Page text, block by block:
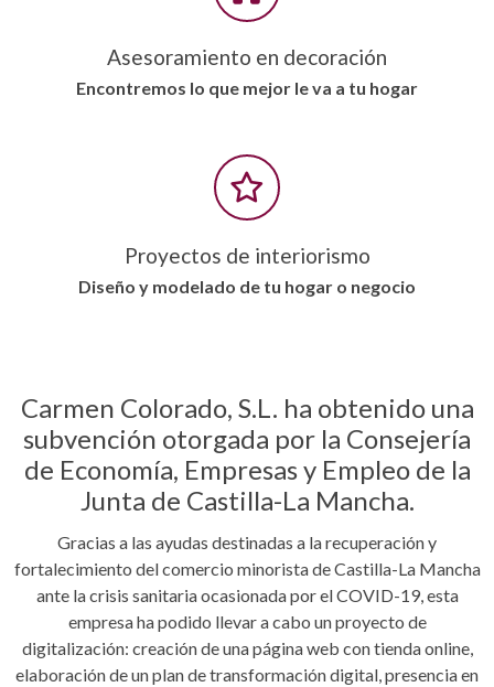
Asesoramiento en decoración
Encontremos lo que mejor le va a tu hogar
Proyectos de interiorismo
Diseño y modelado de tu hogar o negocio
Carmen Colorado, S.L. ha obtenido una
subvención otorgada por la Consejería
de Economía, Empresas y Empleo de la
Junta de Castilla-La Mancha.
Gracias a las ayudas destinadas a la recuperación y
fortalecimiento del comercio minorista de Castilla-La Mancha
ante la crisis sanitaria ocasionada por el COVID-19, esta
empresa ha podido llevar a cabo un proyecto de
digitalización: creación de una página web con tienda online,
elaboración de un plan de transformación digital, presencia en